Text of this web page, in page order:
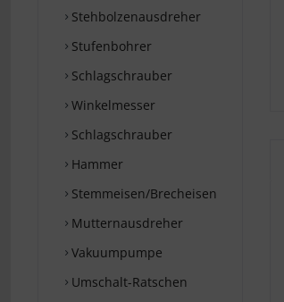
Stehbolzenausdreher
Stufenbohrer
Schlagschrauber
Winkelmesser
Schlagschrauber
Hammer
Stemmeisen/Brecheisen
Mutternausdreher
Vakuumpumpe
Umschalt-Ratschen